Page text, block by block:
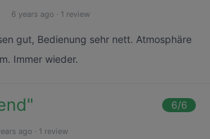
6 years ago · 1 review
gut, Bedienung sehr nett. Atmosphäre
Immer wieder.
" 6/6
ago · 1 review